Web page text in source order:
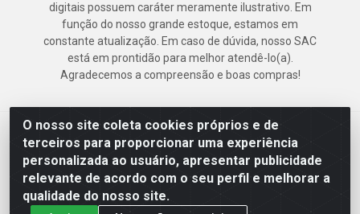
O nosso site coleta cookies próprios e de
terceiros para proporcionar uma experiência
personalizada ao usuário, apresentar publicidade
relevante de acordo com o seu perfil e melhorar a
qualidade do nosso site.
digitais possuem caráter meramente ilustrativo. Em
função do nosso grande estoque, estamos em
constante atualização. Em caso de dúvida, nosso SAC
está em prontidão para melhor atendê-lo(a).
Agradecemos a compreensão e boas compras!
Deskontão Atacado - Av. Marechal Mascarenhas de Morais, 2471 -
Imbiribeira - Recife/PE - CEP 51.150-001 - CNPJ 24.150.377/0003-
57